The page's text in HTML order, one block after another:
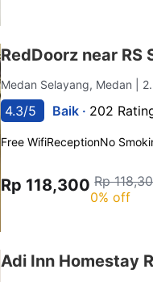
RedDoorz near RS
Medan Selayang, Medan |
4.3/5 Baik · 202
Free WifiReceptionNo
Rp 118,300 Rp
0% off
Adi Inn Homestay